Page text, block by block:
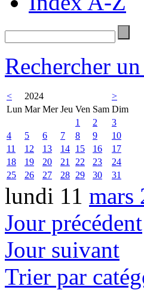
Rechercher
< 2024
>
Lun Mar Mer Jeu Ven Sam Dim
1
2
3
4
5 6 7 8 9
10
11
12 13 14 15 16
17
18
19 20 21 22 23
24
25
26 27 28 29 30 31
lundi 11 mars
Jour précédent
Jour suivant
Trier par